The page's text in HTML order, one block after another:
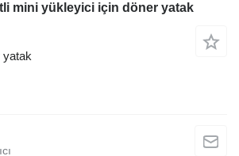
mini yükleyici için döner yatak
yatak